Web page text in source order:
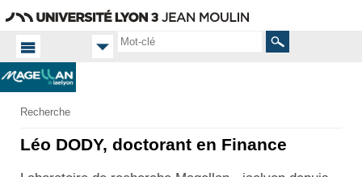
Rechercher
Accueil
Doctorat
Liste
Recherche
Léo DODY, doctorant en Finance